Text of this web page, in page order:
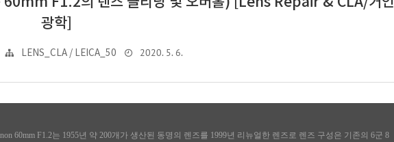
광학]
LENS_CLA / LEICA_50 2020. 5. 6.
60mm F1.2는 1955년 약 200개가 생산된 동명의 렌즈를 1999년 리뉴얼한 렌즈로 렌즈 구성은 기존의 6군 8